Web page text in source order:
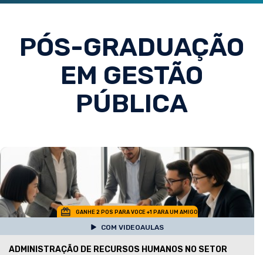
PÓS-GRADUAÇÃO
EM GESTÃO
PÚBLICA
GANHE 2 POS PARA VOCE +1 PARA UM AMIGO
COM VIDEOAULAS
ADMINISTRAÇÃO DE RECURSOS HUMANOS NO SETOR